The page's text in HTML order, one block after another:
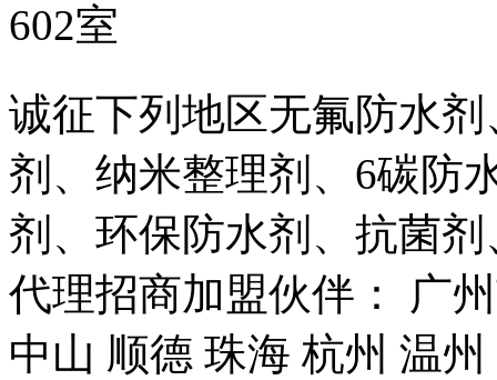
602室
诚征下列地区无氟防水
剂、纳米整理剂、6碳防
剂、环保防水剂、抗菌
代理招商加盟伙伴： 广
中山 顺德 珠海 杭州 温